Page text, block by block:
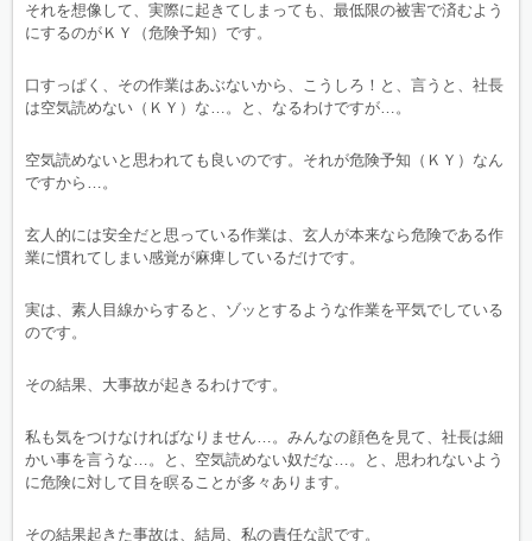
それを想像して、実際に起きてしまっても、最低限の被害で済むよう
にするのがＫＹ（危険予知）です。
口すっぱく、その作業はあぶないから、こうしろ！と、言うと、社長
は空気読めない（ＫＹ）な…。と、なるわけですが…。
空気読めないと思われても良いのです。それが危険予知（ＫＹ）なん
ですから…。
玄人的には安全だと思っている作業は、玄人が本来なら危険である作
業に慣れてしまい感覚が麻痺しているだけです。
実は、素人目線からすると、ゾッとするような作業を平気でしている
のです。
その結果、大事故が起きるわけです。
私も気をつけなければなりません…。みんなの顔色を見て、社長は細
かい事を言うな…。と、空気読めない奴だな…。と、思われないよう
に危険に対して目を瞑ることが多々あります。
その結果起きた事故は、結局、私の責任な訳です。